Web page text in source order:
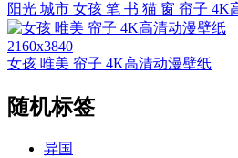
阳光 城市 女孩 笔 书 猫 窗 帘子 4K
2160x3840
女孩 唯美 帘子 4K高清动漫壁纸
随机标签
异国